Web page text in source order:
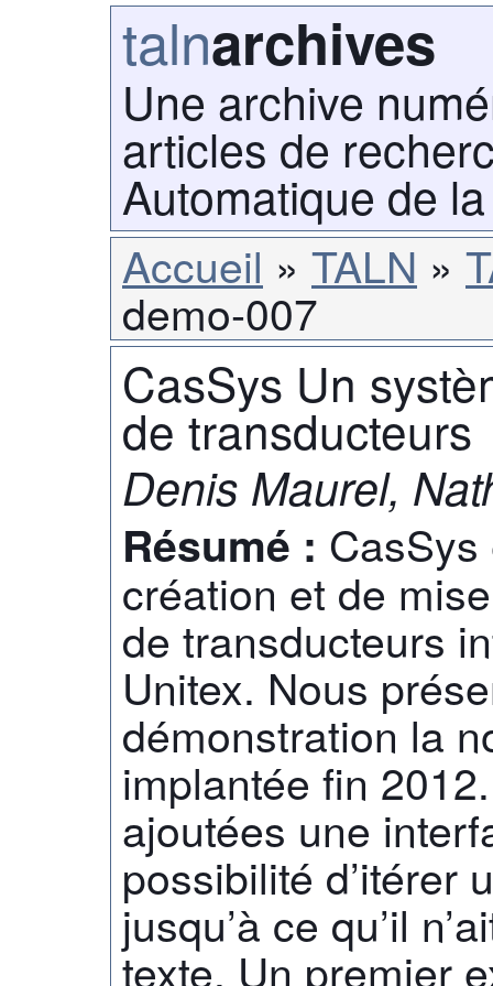
talnarchives
Une archive
articles de
Automatique de
Accueil TALN
demo-007
CasSys Un
de transducteurs
Denis Maurel,
Résumé :
création et de
de transducteurs
Unitex. Nous
démonstration la
implantée fin
ajoutées une
possibilité d’itérer
jusqu’à ce qu’il
texte. Un premier